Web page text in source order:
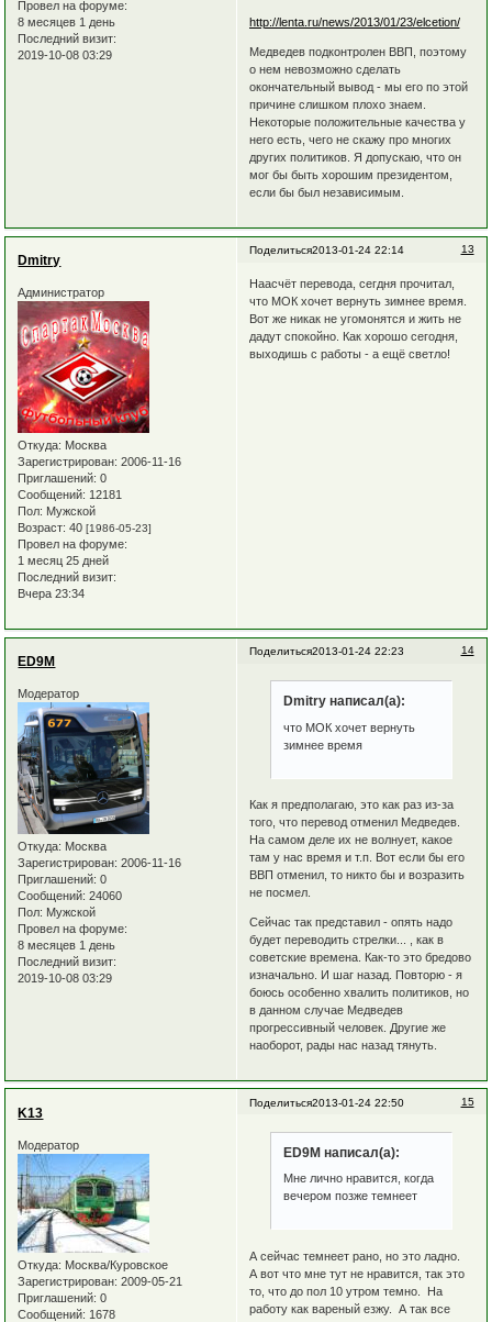
Провел на форуме:
8 месяцев 1 день
Последний визит:
2019-10-08 03:29
http://lenta.ru/news/2013/01/23/elcetion/
Медведев подконтролен ВВП, поэтому
о нем невозможно сделать
окончательный вывод - мы его по этой
причине слишком плохо знаем.
Некоторые положительные качества у
него есть, чего не скажу про многих
других политиков. Я допускаю, что он
мог бы быть хорошим президентом,
если бы был независимым.
Поделиться 13
2013-01-24 22:14
Dmitry
Администратор
Откуда: Москва
Зарегистрирован: 2006-11-16
Приглашений: 0
Сообщений: 12181
Пол: Мужской
Возраст: 40[1986-05-23]
Провел на форуме:
1 месяц 25 дней
Последний визит:
Вчера 23:34
Наасчёт перевода, сегдня прочитал,
что МОК хочет вернуть зимнее время.
Вот же никак не угомонятся и жить не
дадут спокойно. Как хорошо сегодня,
выходишь с работы - а ещё светло!
Поделиться 14
2013-01-24 22:23
ED9M
Модератор
Откуда: Москва
Зарегистрирован: 2006-11-16
Приглашений: 0
Сообщений: 24060
Пол: Мужской
Провел на форуме:
8 месяцев 1 день
Последний визит:
2019-10-08 03:29
Dmitry написал(а):
что МОК хочет вернуть
зимнее время
Как я предполагаю, это как раз из-за
того, что перевод отменил Медведев.
На самом деле их не волнует, какое
там у нас время и т.п. Вот если бы его
ВВП отменил, то никто бы и возразить
не посмел.
Сейчас так представил - опять надо
будет переводить стрелки... , как в
советские времена. Как-то это бредово
изначально. И шаг назад. Повторю - я
боюсь особенно хвалить политиков, но
в данном случае Медведев
прогрессивный человек. Другие же
наоборот, рады нас назад тянуть.
Поделиться 15
2013-01-24 22:50
K13
Модератор
Откуда: Москва/Куровское
Зарегистрирован: 2009-05-21
Приглашений: 0
Сообщений: 1678
ED9M написал(а):
Мне лично нравится, когда
вечером позже темнеет
А сейчас темнеет рано, но это ладно.
А вот что мне тут не нравится, так это
то, что до пол 10 утром темно. На
работу как вареный езжу. А так все